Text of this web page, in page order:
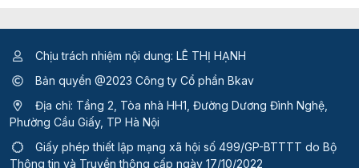
Chịu trách nhiệm nội dung: LÊ THỊ HẠNH
Bản quyền @2023 Công ty Cổ phần Bkav
Địa chỉ: Tầng 2, Tòa nhà HH1, Đường Dương Đình Nghệ,
Phường Cầu Giấy, TP Hà Nội
Giấy phép thiết lập mạng xã hội số 499/GP-BTTTT do Bộ
Thông tin và Truyền thông cấp ngày 17/10/2022